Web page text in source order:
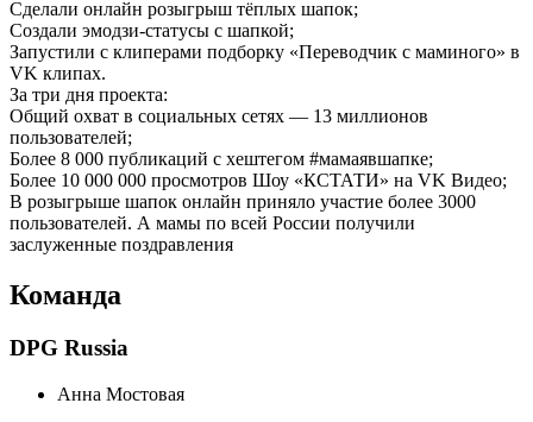
Сделали онлайн розыгрыш тёплых шапок;
Создали эмодзи-статусы с шапкой;
Запустили с клиперами подборку «Переводчик с маминого» в
VK клипах.
За три дня проекта:
Общий охват в социальных сетях — 13 миллионов
пользователей;
Более 8 000 публикаций с хештегом #мамаявшапке;
Более 10 000 000 просмотров Шоу «КСТАТИ» на VK Видео;
В розыгрыше шапок онлайн приняло участие более 3000
пользователей. А мамы по всей России получили
заслуженные поздравления
Команда
DPG Russia
Анна Мостовая